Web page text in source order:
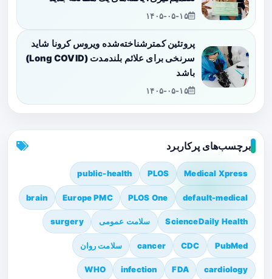
۱۴۰۵-۰۵-۱۵
پروتئین کمترشناخته‌شده ویروس کرونا شاید
سرنخی برای علائم بلندمدت (Long COVID)
باشد
۱۴۰۵-۰۵-۱۵
برچسب‌های پرکاربرد
Medical Xpress
PLOS
public-health
default-medical
PLOS One
Europe PMC
brain
ScienceDaily Health سلامت عمومی surgery
PubMed
CDC
cancer سلامت روان
cardiology
FDA
infection
WHO